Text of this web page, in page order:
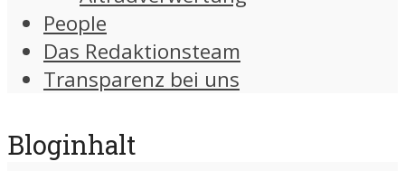
People
Das Redaktionsteam
Transparenz bei uns
Bloginhalt